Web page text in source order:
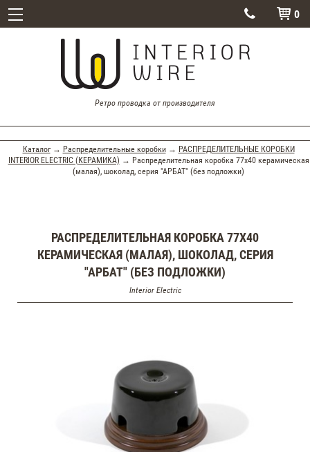
  0
Ретро проводка от производителя
Каталог→ Распределительные коробки→ РАСПРЕДЕЛИТЕЛЬНЫЕ КОРОБКИ
INTERIOR ELECTRIC (КЕРАМИКА) → Распределительная коробка 77x40 керамическая
(малая), шоколад, серия "АРБАТ" (без подложки)
РАСПРЕДЕЛИТЕЛЬНАЯ КОРОБКА 77X40
КЕРАМИЧЕСКАЯ (МАЛАЯ), ШОКОЛАД, СЕРИЯ
"АРБАТ" (БЕЗ ПОДЛОЖКИ)
Interior Electric